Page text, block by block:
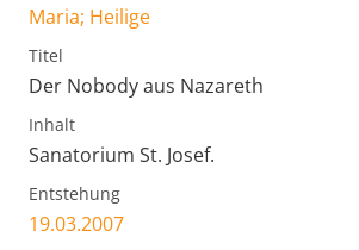
Maria; Heilige
Titel
Der Nobody aus Nazareth
Inhalt
Sanatorium St. Josef.
Entstehung
19.03.2007